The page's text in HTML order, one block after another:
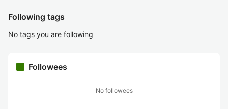
Following tags
No tags you are following
Followees
No followees